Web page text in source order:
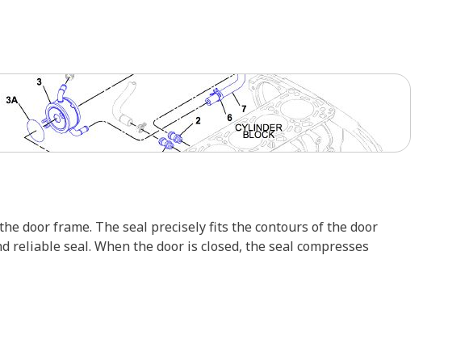
door frame. The seal precisely fits the contours of the door
seal. When the door is closed, the seal compresses